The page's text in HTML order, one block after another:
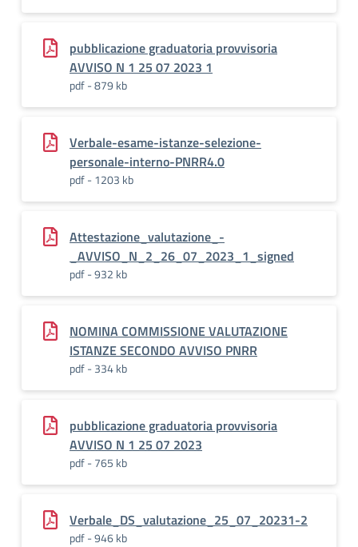
pubblicazione graduatoria provvisoria
AVVISO N 1 25 07 2023 1
pdf - 879 kb
Verbale-esame-istanze-selezione-
personale-interno-PNRR4.0
pdf - 1203 kb
Attestazione_valutazione_-
_AVVISO_N_2_26_07_2023_1_signed
pdf - 932 kb
NOMINA COMMISSIONE VALUTAZIONE
ISTANZE SECONDO AVVISO PNRR
pdf - 334 kb
pubblicazione graduatoria provvisoria
AVVISO N 1 25 07 2023
pdf - 765 kb
Verbale_DS_valutazione_25_07_20231-2
pdf - 946 kb